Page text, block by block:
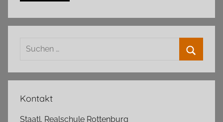
Suchen
Kontakt
Staatl. Realschule Rottenburg